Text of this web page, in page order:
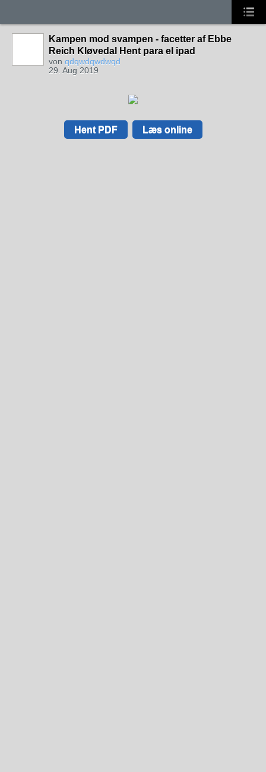
Kampen mod svampen - facetter af Ebbe
Reich Kløvedal Hent para el ipad
von qdqwdqwdwqd
29. Aug 2019
Hent PDF Læs online